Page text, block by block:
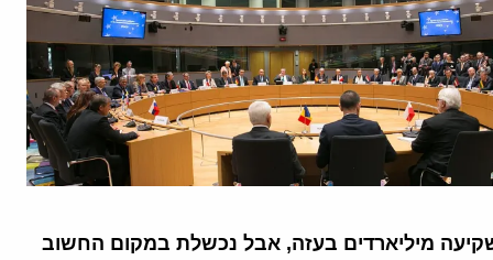
מיליארדים בעזה, אבל נכשלת במקום החשוב